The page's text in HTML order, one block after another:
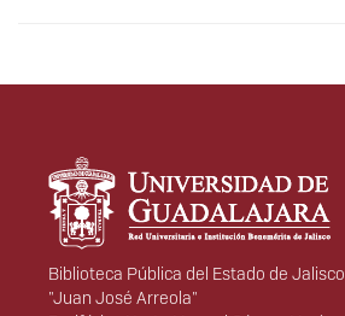
Información del
portal
Biblioteca Pública del Estado de Jalisco
"Juan José Arreola"